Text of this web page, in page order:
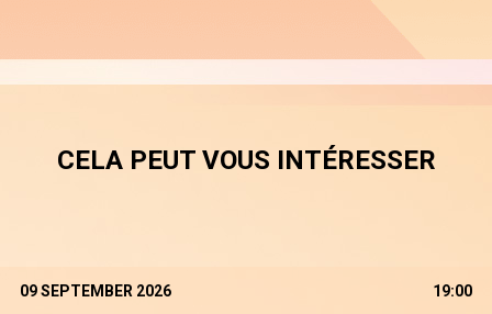
CELA PEUT VOUS INTÉRESSER
09 SEPTEMBER 2026 19:00